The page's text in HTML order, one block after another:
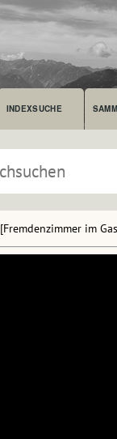
INDEXSUCHE
[Fremdenzimmer im